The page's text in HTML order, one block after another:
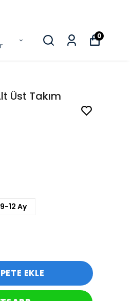
0
Üst Takım
9-12 Ay
EKLE